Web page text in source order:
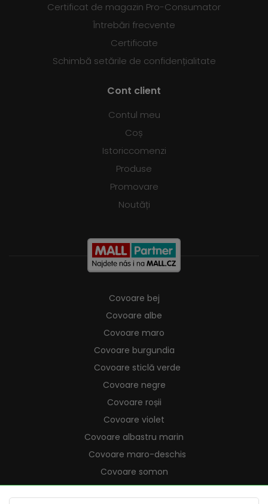
Certificat de magazin Pro-Consumator
Întrebări frecvente
Certificate
Schimbă setările de confidențialitate
Cont client
Contul meu
Coș
Istoriccomenzi
Produse
Promovare
Noutăți
Covoare bej
Covoare albe
Covoare maro
Covoare burgundia
Covoare sticlă verde
Covoare negre
Covoare roșii
Covoare violet
Covoare albastru marin
Covoare maro-deschis
Covoare somon
Covoare crem